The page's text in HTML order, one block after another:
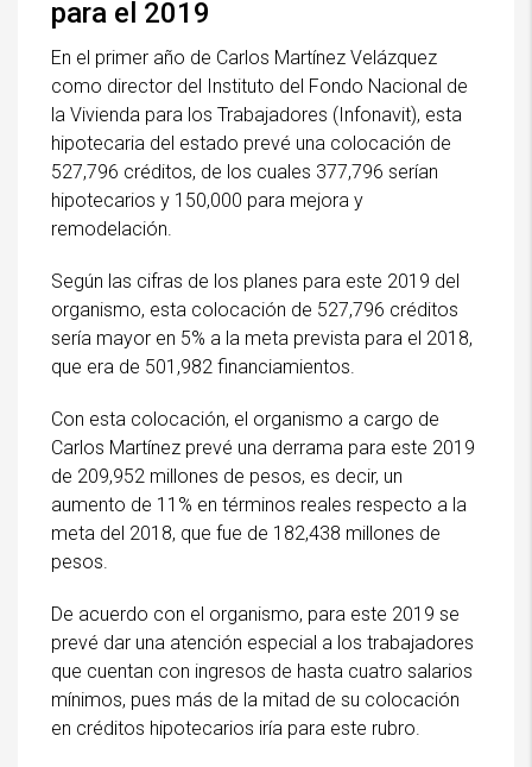
para el 2019
En el primer año de Carlos Martínez Velázquez
como director del Instituto del Fondo Nacional de
la Vivienda para los Trabajadores (Infonavit), esta
hipotecaria del estado prevé una colocación de
527,796 créditos, de los cuales 377,796 serían
hipotecarios y 150,000 para mejora y
remodelación.
Según las cifras de los planes para este 2019 del
organismo, esta colocación de 527,796 créditos
sería mayor en 5% a la meta prevista para el 2018,
que era de 501,982 financiamientos.
Con esta colocación, el organismo a cargo de
Carlos Martínez prevé una derrama para este 2019
de 209,952 millones de pesos, es decir, un
aumento de 11% en términos reales respecto a la
meta del 2018, que fue de 182,438 millones de
pesos.
De acuerdo con el organismo, para este 2019 se
prevé dar una atención especial a los trabajadores
que cuentan con ingresos de hasta cuatro salarios
mínimos, pues más de la mitad de su colocación
en créditos hipotecarios iría para este rubro.